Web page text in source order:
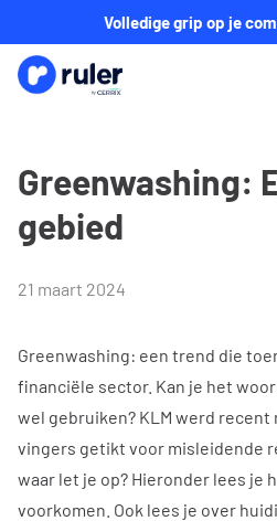
Volledige grip op je
Greenwashing:
gebied
21 maart 2024
Greenwashing: een trend die
financiële sector. Kan je het woord
wel gebruiken? KLM werd recent
vingers getikt voor misleidende
waar let je op? Hieronder lees je
voorkomen. Ook lees je over